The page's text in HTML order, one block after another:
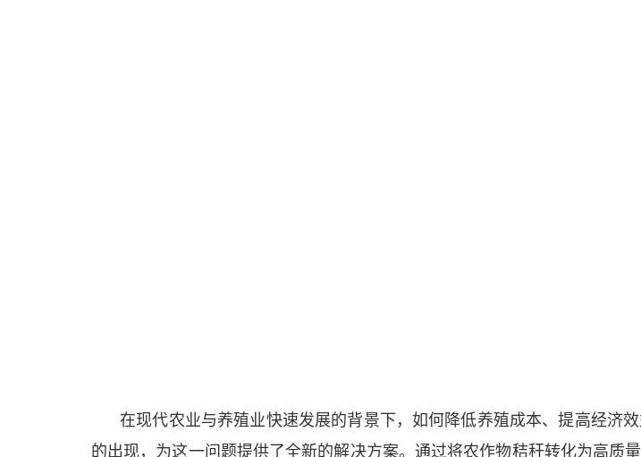
在现代农业与养殖业快速发展的背景下，如何降低养殖成本、提高经济
的出现，为这一问题提供了全新的解决方案。通过将农作物秸秆转化为高质